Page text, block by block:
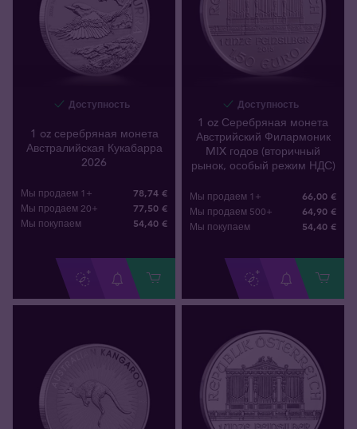
Доступность
1 oz серебряная монета
Австралийская Кукабарра
2026
Мы продаем 1+ 78,74 €
Мы продаем 20+ 77,50 €
Мы покупаем 54,40 €
Доступность
1 oz Серебряная монета
Австрийский Филармоник
MIX годов (вторичный
рынок, особый режим НДС)
Мы продаем 1+ 66,00 €
Мы продаем 500+ 64,90 €
Мы покупаем 54,40 €